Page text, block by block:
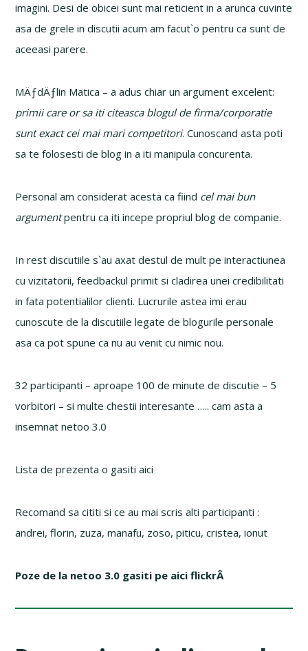
imagini. Desi de obicei sunt mai reticient in a arunca cuvinte
asa de grele in discutii acum am facut`o pentru ca sunt de
aceeasi parere.
MÄƒdÄƒlin Matica – a adus chiar un argument excelent:
primii care or sa iti citeasca blogul de firma/corporatie
sunt exact cei mai mari competitori. Cunoscand asta poti
sa te folosesti de blog in a iti manipula concurenta.
Personal am considerat acesta ca fiind cel mai bun
argumentpentru ca iti incepe propriul blog de companie.
In rest discutiile s`au axat destul de mult pe interactiunea
cu vizitatorii, feedbackul primit si cladirea unei credibilitati
in fata potentialilor clienti. Lucrurile astea imi erau
cunoscute de la discutiile legate de blogurile personale
asa ca pot spune ca nu au venit cu nimic nou.
32 participanti – aproape 100 de minute de discutie – 5
vorbitori – si multe chestii interesante ….. cam asta a
insemnat netoo 3.0
Lista de prezenta o gasiti aici
Recomand sa cititi si ce au mai scris alti participanti :
andrei, florin, zuza, manafu, zoso, piticu, cristea, ionut
Poze de la netoo 3.0 gasiti pe aici flickrÂ